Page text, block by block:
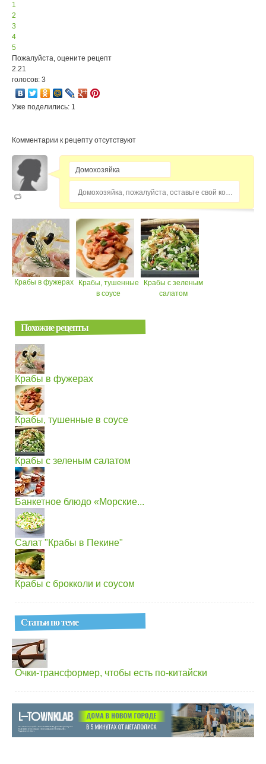
1
2
3
4
5
Пожалуйста, оцените рецепт
2.21
голосов: 3
Уже поделились: 1
Комментарии к рецепту отсутствуют
Домохозяйка, пожалуйста, оставьте свой комментарий...
Крабы в фужерах
Крабы, тушенные
в соусе
Крабы с зеленым
салатом
Похожие рецепты
Крабы в фужерах
Крабы, тушенные в соусе
Крабы с зеленым салатом
Банкетное блюдо «Морские...
Салат "Крабы в Пекине"
Крабы с брокколи и соусом
Статьи по теме
Очки-трансформер, чтобы есть по-китайски